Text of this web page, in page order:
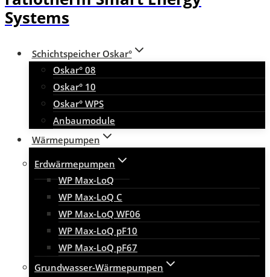
Systems
Schichtspeicher Oskar°
Oskar° 08
Oskar° 10
Oskar° WPS
Anbaumodule
Wärmepumpen
Erdwärmepumpen
WP Max-LoQ
WP Max-LoQ C
WP Max-LoQ WF06
WP Max-LoQ pF10
WP Max-LoQ pF67
Grundwasser-Wärmepumpen